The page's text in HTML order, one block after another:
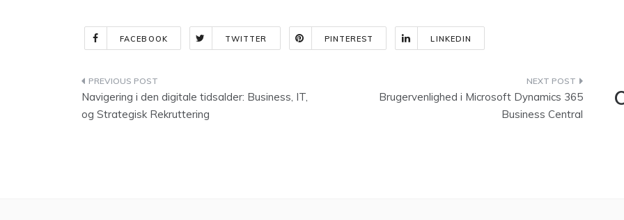
FACEBOOK TWITTER PINTEREST LINKEDIN
Indlægsnavigation
Navigering i den digitale tidsalder: Business, IT,
og Strategisk Rekruttering
Brugervenlighed i Microsoft Dynamics 365
Business Central